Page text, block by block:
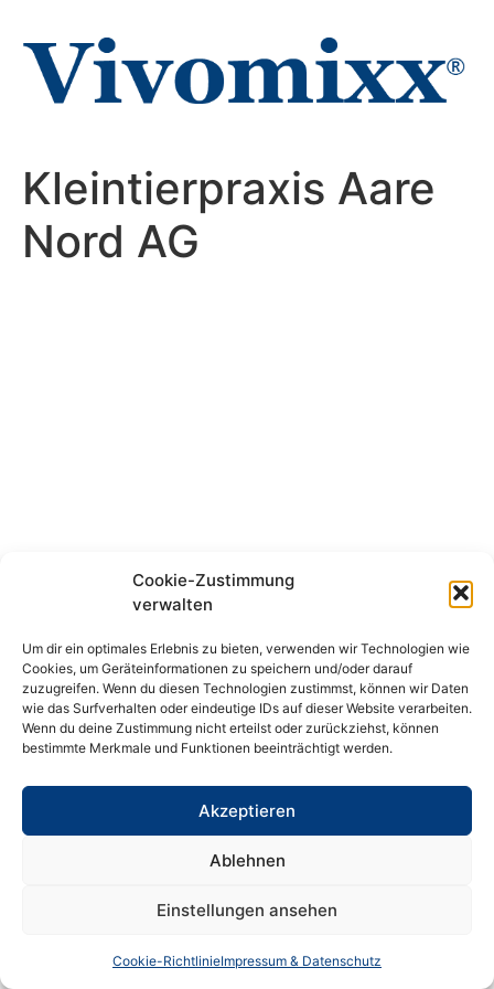
Cookie-Zustimmung
verwalten
Um dir ein optimales Erlebnis zu bieten, verwenden wir Technologien wie
Cookies, um Geräteinformationen zu speichern und/oder darauf
zuzugreifen. Wenn du diesen Technologien zustimmst, können wir Daten
wie das Surfverhalten oder eindeutige IDs auf dieser Website verarbeiten.
Wenn du deine Zustimmung nicht erteilst oder zurückziehst, können
bestimmte Merkmale und Funktionen beeinträchtigt werden.
Akzeptieren
Ablehnen
Einstellungen ansehen
Cookie-RichtlinieImpressum & Datenschutz
Inhalt
wechseln
Kleintierpraxis Aare
Nord AG